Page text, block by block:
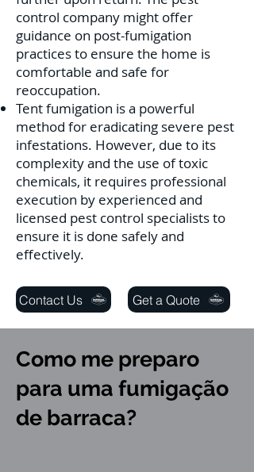
control company might offer
guidance on post-fumigation
practices to ensure the home is
comfortable and safe for
reoccupation.
Tent fumigation is a powerful
method for eradicating severe pest
infestations. However, due to its
complexity and the use of toxic
chemicals, it requires professional
execution by experienced and
licensed pest control specialists to
ensure it is done safely and
effectively.
Contact Us Get a Quote
Como me preparo
para uma fumigação
de barraca?